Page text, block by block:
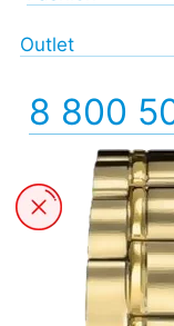
Outlet
8 800